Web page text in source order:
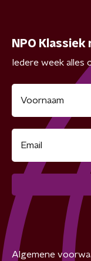
NPO
Iedere week alles
Algemene